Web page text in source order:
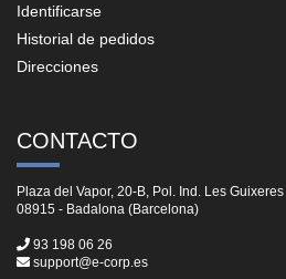
Identificarse
Historial de pedidos
Direcciones
CONTACTO
Plaza del Vapor, 20-B, Pol. Ind. Les Guixeres
08915 - Badalona (Barcelona)
93 198 06 26
support@e-corp.es